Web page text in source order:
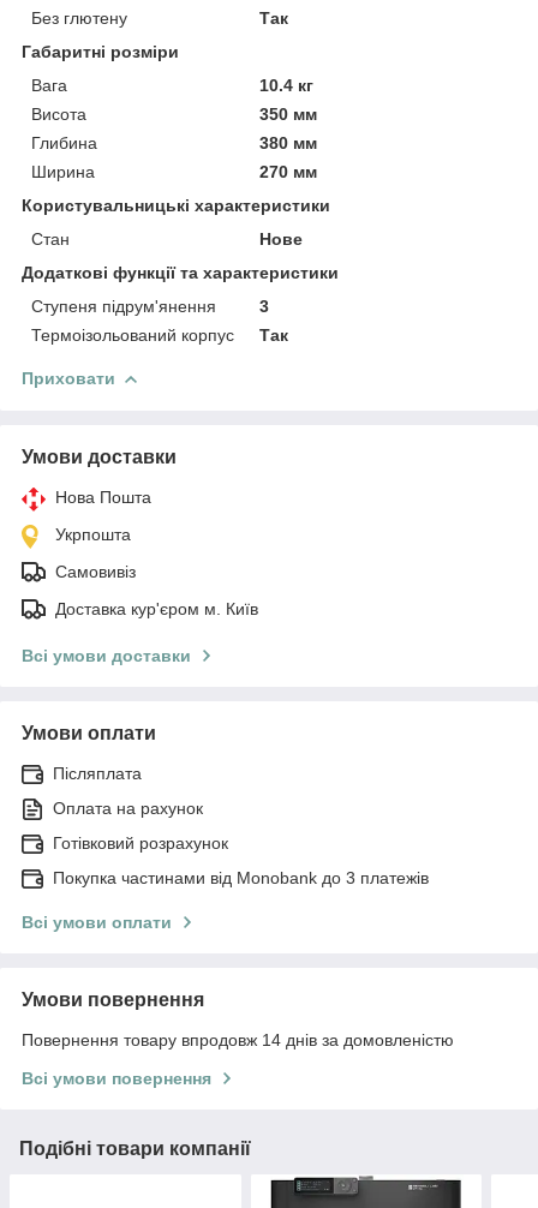
Без глютену
Так
Габаритні розміри
Вага
10.4 кг
Висота
350 мм
Глибина
380 мм
Ширина
270 мм
Користувальницькі характеристики
Стан
Нове
Додаткові функції та характеристики
Ступеня підрум'янення
3
Термоізольований корпус
Так
Приховати
Умови доставки
Нова Пошта
Укрпошта
Самовивіз
Доставка кур'єром м. Київ
Всі умови доставки
Умови оплати
Післяплата
Оплата на рахунок
Готівковий розрахунок
Покупка частинами від Monobank до 3 платежів
Всі умови оплати
Умови повернення
Повернення товару впродовж 14 днів за домовленістю
Всі умови повернення
Подібні товари компанії